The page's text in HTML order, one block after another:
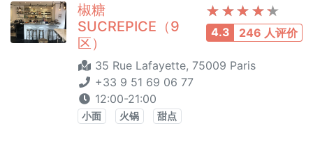
4.3 246 人评价
椒糖
SUCREPICE（9
区）
35 Rue Lafayette, 75009 Paris
+33 9 51 69 06 77
12:00-21:00
小面 火锅 甜点